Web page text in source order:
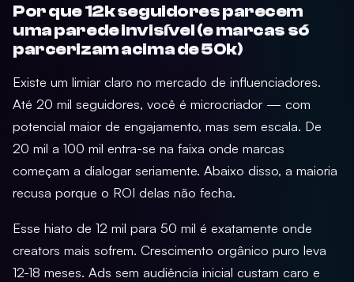
Por que 12k seguidores parecem
uma parede invisível (e marcas só
parcerizam acima de 50k)
Existe um limiar claro no mercado de influenciadores.
Até 20 mil seguidores, você é microcriador — com
potencial maior de engajamento, mas sem escala. De
20 mil a 100 mil entra-se na faixa onde marcas
começam a dialogar seriamente. Abaixo disso, a maioria
recusa porque o ROI delas não fecha.
Esse hiato de 12 mil para 50 mil é exatamente onde
creators mais sofrem. Crescimento orgânico puro leva
12-18 meses. Ads sem audiência inicial custam caro e